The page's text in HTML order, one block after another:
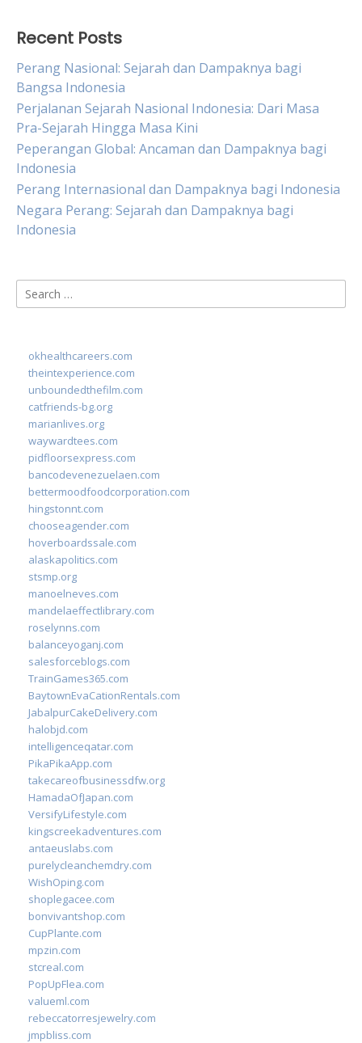
Recent Posts
Perang Nasional: Sejarah dan Dampaknya bagi
Bangsa Indonesia
Perjalanan Sejarah Nasional Indonesia: Dari Masa
Pra-Sejarah Hingga Masa Kini
Peperangan Global: Ancaman dan Dampaknya bagi
Indonesia
Perang Internasional dan Dampaknya bagi Indonesia
Negara Perang: Sejarah dan Dampaknya bagi
Indonesia
Search
for:
okhealthcareers.com
theintexperience.com
unboundedthefilm.com
catfriends-bg.org
marianlives.org
waywardtees.com
pidfloorsexpress.com
bancodevenezuelaen.com
bettermoodfoodcorporation.com
hingstonnt.com
chooseagender.com
hoverboardssale.com
alaskapolitics.com
stsmp.org
manoelneves.com
mandelaeffectlibrary.com
roselynns.com
balanceyoganj.com
salesforceblogs.com
TrainGames365.com
BaytownEvaCationRentals.com
JabalpurCakeDelivery.com
halobjd.com
intelligenceqatar.com
PikaPikaApp.com
takecareofbusinessdfw.org
HamadaOfJapan.com
VersifyLifestyle.com
kingscreekadventures.com
antaeuslabs.com
purelycleanchemdry.com
WishOping.com
shoplegacee.com
bonvivantshop.com
CupPlante.com
mpzin.com
stcreal.com
PopUpFlea.com
valueml.com
rebeccatorresjewelry.com
jmpbliss.com